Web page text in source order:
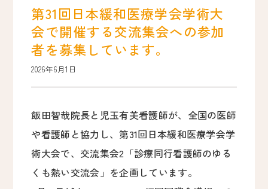
第31回日本緩和医療学会学術大
会で開催する交流集会への参加
者を募集しています。
2026年6月1日
飯田智哉院長と児玉有美看護師が、全国の医師
や看護師と協力し、第31回日本緩和医療学会学
術大会で、交流集会2「診療同行看護師のゆる
くも熱い交流会」を企画しています。